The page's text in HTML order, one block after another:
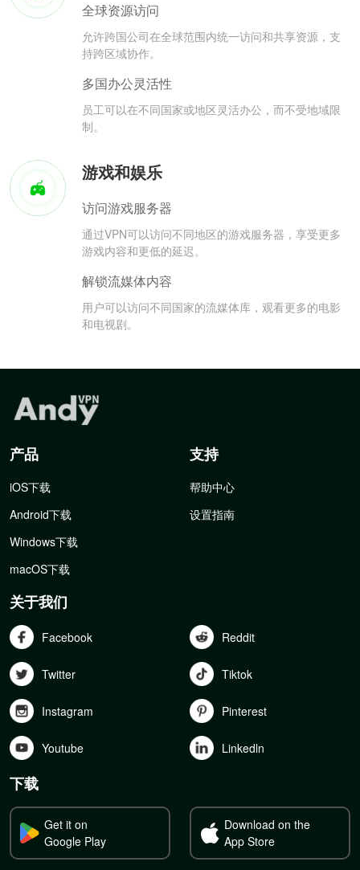
全球资源访问
允许跨国公司在全球范围内统一访问和共享资源，支
持跨区域协作。
多国办公灵活性
员工可以在不同国家或地区灵活办公，而不受地域限
制。
游戏和娱乐
访问游戏服务器
通过VPN可以访问不同地区的游戏服务器，享受更多
游戏内容和更低的延迟。
解锁流媒体内容
用户可以访问不同国家的流媒体库，观看更多的电影
和电视剧。
产品
iOS下载
Android下载
Windows下载
macOS下载
支持
帮助中心
设置指南
关于我们
Facebook Reddit
Twitter Tiktok
Instagram Pinterest
Youtube Linkedln
下载
Get it on
Google Play
Download on the
App Store